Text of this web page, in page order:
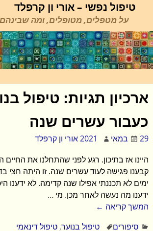
טיפול נפשי – אורי ון קרפלד
על מטפלים, מטופלים, ומה שבינהם
ארכיון תגיות: טיפול
כעבור עשרים שנה
29 במאי 2021
אורי ון קרפלד
היינו אז בתיכון. רגע לפני שהתחלנו את החיים
קבענו פגישה לעוד עשרים שנה. זו היתה חצי
ימים לא תכננתי אפילו שנה קדימה. לא ידענו
ידענו מה נעשה לאחר מכן. מי …
המשך קריאה ←
סיפורים
טיפול בנוער,טיפול דינאמי